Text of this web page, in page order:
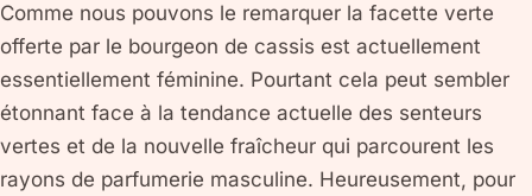
Comme nous pouvons le remarquer la facette verte
offerte par le bourgeon de cassis est actuellement
essentiellement féminine. Pourtant cela peut sembler
étonnant face à la tendance actuelle des senteurs
vertes et de la nouvelle fraîcheur qui parcourent les
rayons de parfumerie masculine. Heureusement, pour